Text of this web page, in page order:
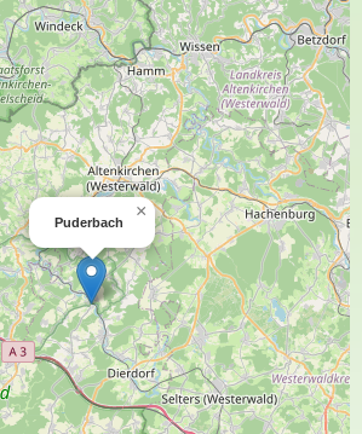
Puderbach
×